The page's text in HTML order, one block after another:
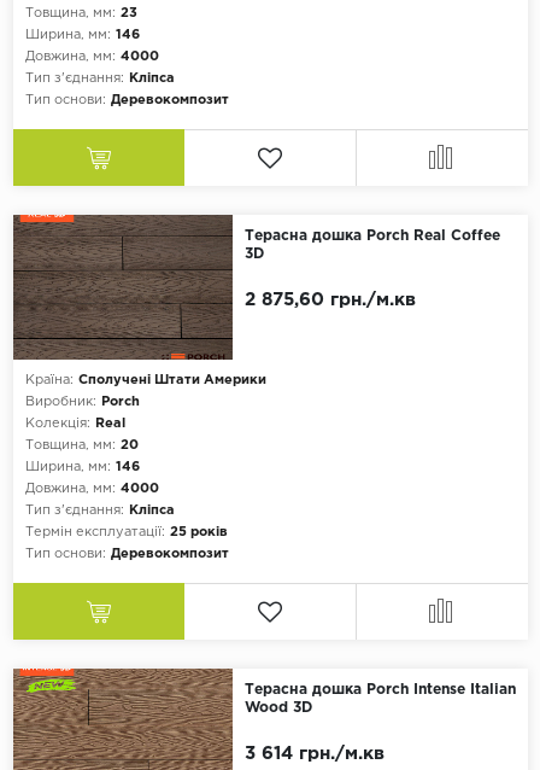
Товщина, мм: 23
Ширина, мм: 146
Довжина, мм: 4000
Тип з'єднання:
Кліпса
Тип основи: Деревокомпозит
Терасна дошка Porch Real Coffee
3D
Країна: Сполучені Штати Америки
Виробник:
Porch
Колекція:
Real
Товщина, мм: 20
Ширина, мм: 146
Довжина, мм: 4000
Тип з'єднання:
Кліпса
Термін експлуатації: 25 років
Тип основи: Деревокомпозит
2 875,60 грн./м.кв
Терасна дошка Porch Intense Italian
Wood 3D
3 614 грн./м.кв